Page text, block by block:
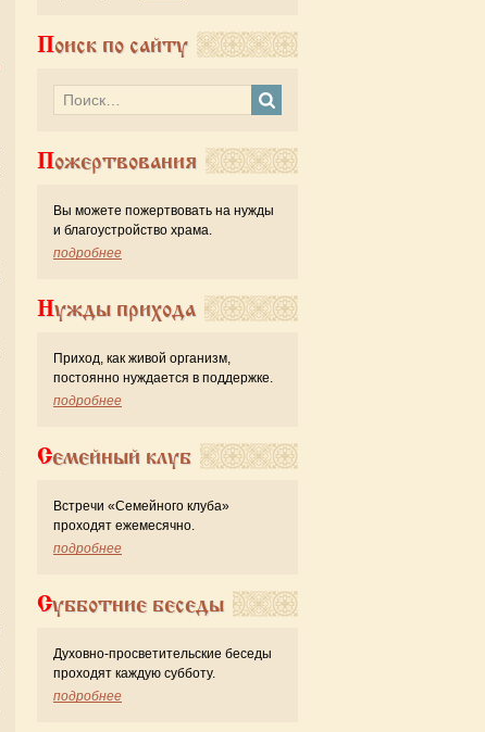
Поиск по сайту
Пожертвования
Вы можете пожертвовать на нужды
и благоустройство храма.
подробнее
Нужды прихода
Приход, как живой организм,
постоянно нуждается в поддержке.
подробнее
Семейный клуб
Встречи «Семейного клуба»
проходят ежемесячно.
подробнее
Субботние беседы
Духовно-просветительские беседы
проходят каждую субботу.
подробнее